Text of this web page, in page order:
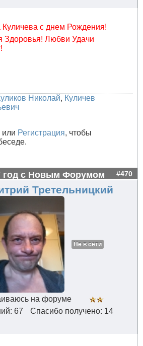
Куличева с днем Рождения!
Здоровья! Любви Удачи
Николай, Куличев
или Регистрация, чтобы
год с Новым Форумом #470
Третельницкий
Не в сети
на форуме
67
Спасибо получено: 14